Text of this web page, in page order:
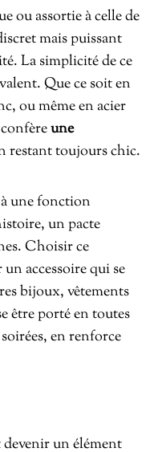
ou assortie à celle de
mais puissant
La simplicité de ce
Que ce soit en
ou même en acier
une
restant toujours chic.
une fonction
un pacte
Choisir ce
un accessoire qui se
bijoux, vêtements
être porté en toutes
en renforce
un élément